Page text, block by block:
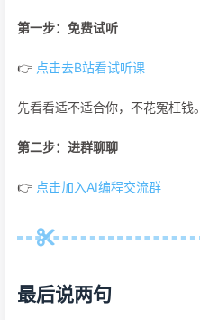
第一步：免费试听
👉 点击去B站看试听课
先看看适不适合你，不花冤枉钱。
第二步：进群聊聊
👉 点击加入AI编程交流群
最后说两句